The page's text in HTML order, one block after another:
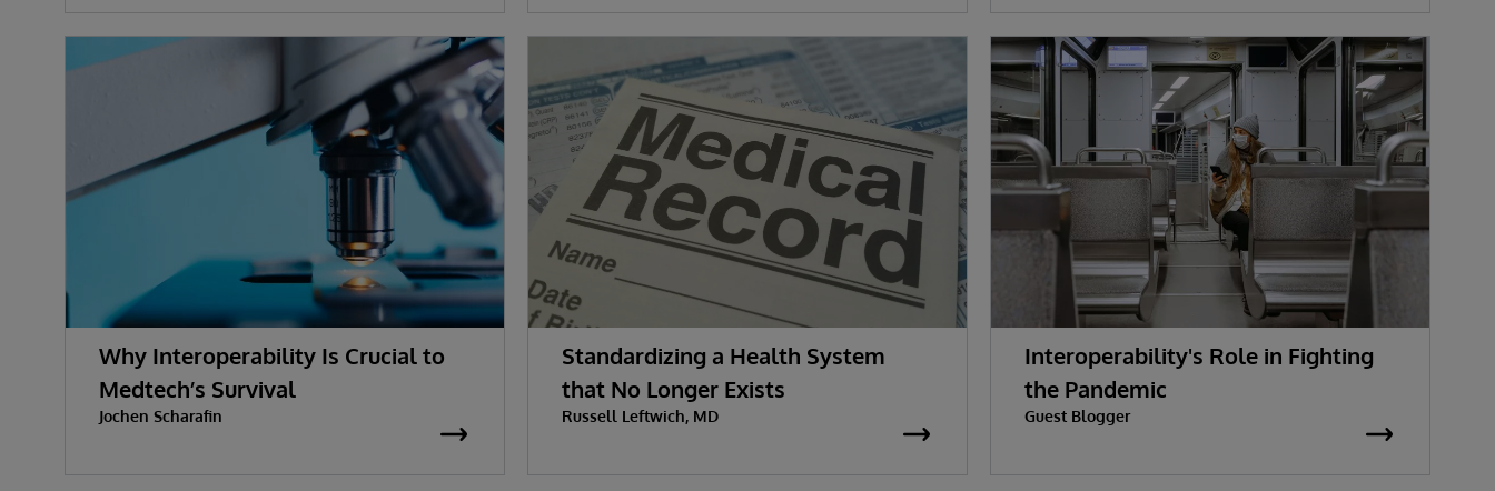
Why Interoperability Is Crucial to
Medtech’s Survival
Jochen Scharafin
Standardizing a Health System
that No Longer Exists
Russell Leftwich, MD
Interoperability's Role in Fighting
the Pandemic
Guest Blogger